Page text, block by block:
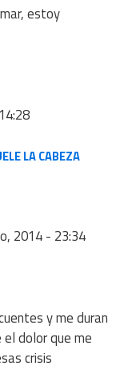
estoy
LA CABEZA
2014 - 23:34
y me duran
dolor que me
crisis